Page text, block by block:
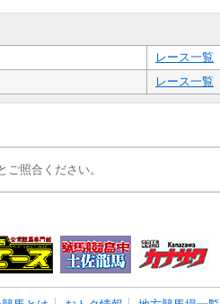
レース一覧
レース一覧
照合ください。